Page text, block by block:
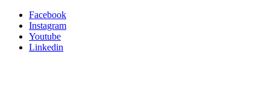
Facebook
Instagram
Youtube
Linkedin